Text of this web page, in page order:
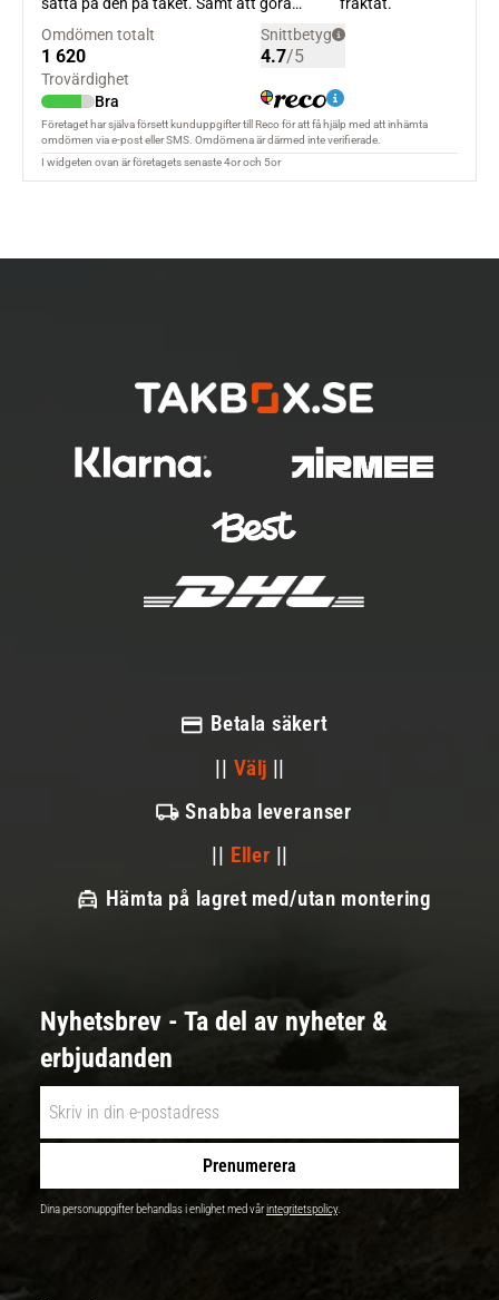
Betala säkert
|| Välj ||
Snabba leveranser
|| Eller ||
Hämta på lagret med/utan montering
Nyhetsbrev - Ta del av nyheter &
erbjudanden
Prenumerera
Dina personuppgifter behandlas i enlighet med vårintegritetspolicy.